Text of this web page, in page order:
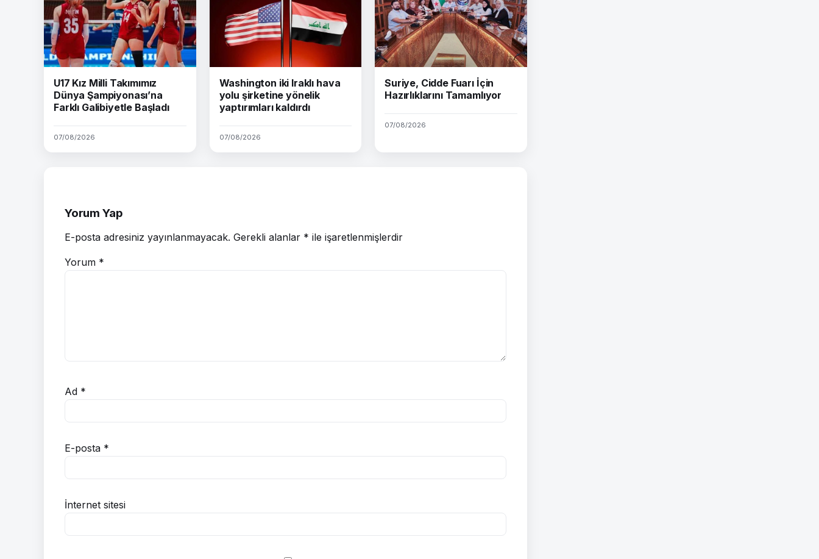
U17 Kız Milli Takımımız
Dünya Şampiyonası’na
Farklı Galibiyetle Başladı
07/08/2026
Washington iki Iraklı hava
yolu şirketine yönelik
yaptırımları kaldırdı
07/08/2026
Suriye, Cidde Fuarı İçin
Hazırlıklarını Tamamlıyor
07/08/2026
Yorum Yap
E-posta adresiniz yayınlanmayacak. Gerekli alanlar * ile işaretlenmişlerdir
Yorum *
Ad *
E-posta *
İnternet sitesi